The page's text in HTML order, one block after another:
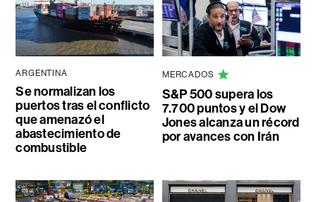
ARGENTINA
Se normalizan los
puertos tras el conflicto
que amenazó el
abastecimiento de
combustible
MERCADOS
S&P 500 supera los
7.700 puntos y el Dow
Jones alcanza un récord
por avances con Irán